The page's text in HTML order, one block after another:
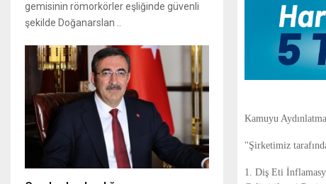
Kamuyu
''Şirketimiz
1. Diş Eti
gemisinin römorkörler eşliğinde güvenli
şekilde Doğanarslan ..